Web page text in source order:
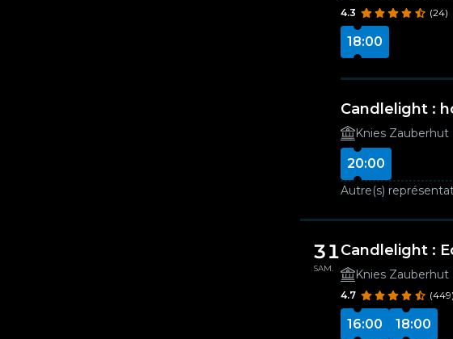
4.3 (24)
18:00
Candlelight :
Knies Zauberhut
20:00
Autre(s)
31
SAM.
Candlelight :
Knies Zauberhut
4.7 (449)
16:00 18:00